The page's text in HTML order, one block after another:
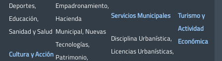
Deportes,
Educación,
Sanidad y Salud
Cultura y Acción
Empadronamiento,
Hacienda
Municipal, Nuevas
Tecnologías,
Patrimonio,
Servicios Municipales
Disciplina Urbanística,
Licencias Urbanísticas,
Turismo y
Actividad
Económica